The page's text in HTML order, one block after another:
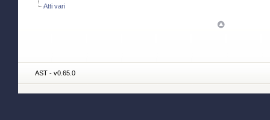
Atti vari
AST - v0.65.0